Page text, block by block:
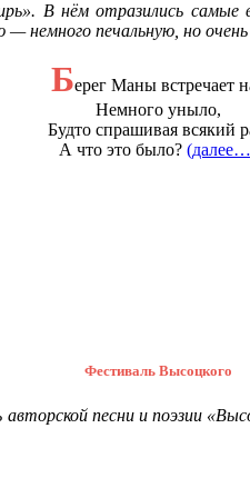
В нём отразились
немного печальную, но
Берег Маны встречает
Немного уныло,
Будто спрашивая всякий
А что это было?
Фестиваль Высоцкого
песни и поэзии